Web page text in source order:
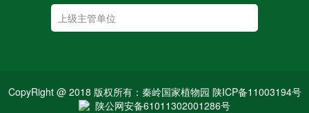
CopyRight @ 2018 版权所有：秦岭国家植物园 陕ICP备11003194号
陕公网安备61011302001286号